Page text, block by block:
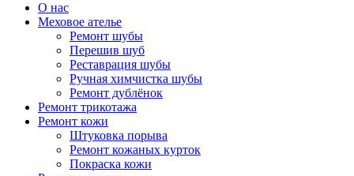
О нас
Меховое ателье
Ремонт шубы
Перешив шуб
Реставрация шубы
Ручная химчистка шубы
Ремонт дублёнок
Ремонт трикотажа
Ремонт кожи
Штуковка порыва
Ремонт кожаных курток
Покраска кожи